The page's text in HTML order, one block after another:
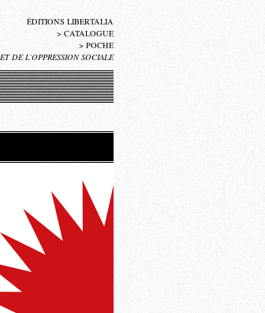
ÉDITIONS LIBERTALIA
> CATALOGUE
> POCHE
DE L’OPPRESSION SOCIALE